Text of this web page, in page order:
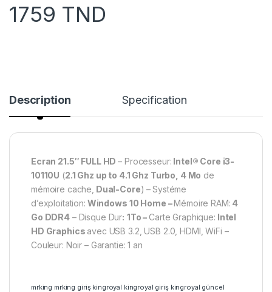
1759 TND
Description Specification
Ecran 21.5″ FULL HD– Processeur: Intel® Core i3-
10110U (2.1 Ghz up to 4.1 Ghz Turbo, 4 Mo de
mémoire cache, Dual-Core) –Systéme
d’exploitation: Windows 10 Home –Mémoire RAM: 4
Go DDR4 – Disque Dur: 1To– Carte Graphique: Intel
HD Graphics avec USB 3.2, USB 2.0, HDMI, WiFi –
Couleur: Noir – Garantie: 1 an
mrking mrking giriş kingroyal kingroyal giriş kingroyal güncel